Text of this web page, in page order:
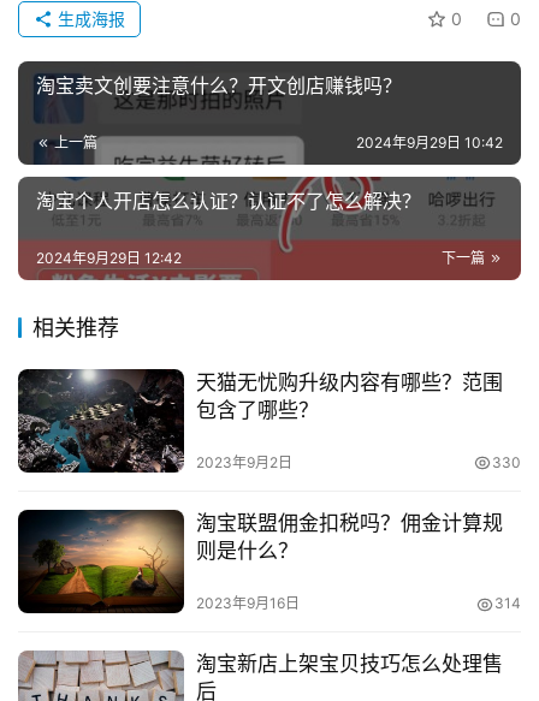
小
本
创
业
兼
项
目
商
创
业
项
目
视
频
投稿
店铺好比人的个性，店铺没有特色，就会变得毫无
品味，更无法吸引顾客。做好店铺特色功夫，就要了解顾客
的消费习惯，配合顾客的胃口，除了要注意地域性，还要考
虑当地的经济水准、人事、技能以及资金等相识因素的限
制，最好从尽可能的事项入手。
3、为顾客着想：
经营店铺不能片面地认为反正自己是老板，其他的
就不考虑。站在顾客的立场上，满足不同层次的、个性化的
有远见，不向更高的目标冲击，就体会不到身为老板的的喜
悦和充实感。成本。
做生意最大的目的就是赚钱，如果只想混日子，整
天抱着成长与否都无所谓的心态，那么，在你店铺里的员工
就会受到一种潜移默化的影响，店铺的成功就无从谈起。开
店搞经营，不能都为着自己着想，你要都考虑自己，就会使
顾客的利益受损，这样的生意人，你说能把生意做的长久
0 0
生成海报
淘宝卖文创要注意什么？开文创店赚钱吗？
上一篇 2024年9月29日 10:42
淘宝个人开店怎么认证？认证不了怎么解决？
下一篇
2024年9月29日 12:42
相关推荐
天猫无忧购升级内容有哪些？范围
包含了哪些？
2023年9月2日 330
淘宝联盟佣金扣税吗？佣金计算规
则是什么？
2023年9月16日 314
淘宝新店上架宝贝技巧怎么处理售
后